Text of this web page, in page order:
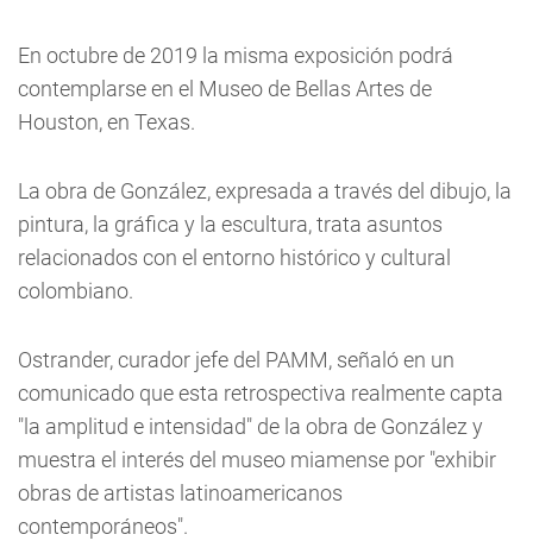
En octubre de 2019 la misma exposición podrá
contemplarse en el Museo de Bellas Artes de
Houston, en Texas.
La obra de González, expresada a través del dibujo, la
pintura, la gráfica y la escultura, trata asuntos
relacionados con el entorno histórico y cultural
colombiano.
Ostrander, curador jefe del PAMM, señaló en un
comunicado que esta retrospectiva realmente capta
"la amplitud e intensidad" de la obra de González y
muestra el interés del museo miamense por "exhibir
obras de artistas latinoamericanos
contemporáneos".